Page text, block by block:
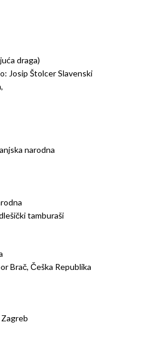
draga)
Josip Štolcer Slavenski
narodna
tamburaši
Brač, Češka Republika